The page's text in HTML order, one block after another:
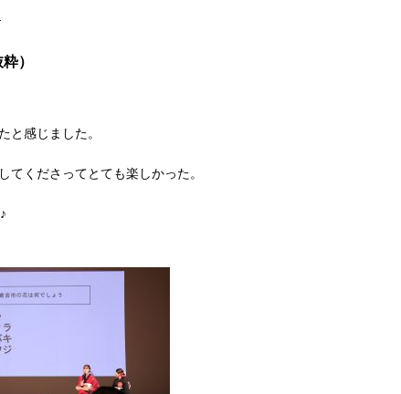
）
と感じました。
くださってとても楽しかった。